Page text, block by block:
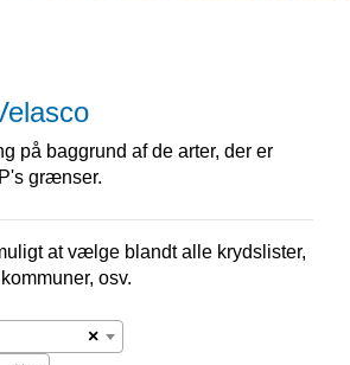
på baggrund af de arter, der er
grænser.
at vælge blandt alle krydslister,
osv.
×